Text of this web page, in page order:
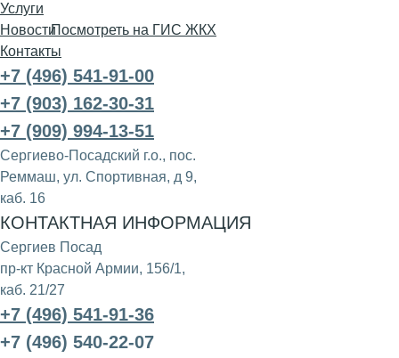
Чат дома в Мах
Посмотреть на ГИС ЖКХ
проезд Хотьковский дом
+7 999 278-71-24
Техник Татьяна
Услуги
Новости
Контакты
+7 (496) 541-91-00
+7 (903) 162-30-31
+7 (909) 994-13-51
Сергиево-Посадский г.о., пос.
Реммаш, ул. Спортивная, д 9,
каб. 16
КОНТАКТНАЯ ИНФОРМАЦИЯ
Сергиев Посад
пр-кт Красной Армии, 156/1,
каб. 21/27
+7 (496) 541-91-36
+7 (496) 540-22-07